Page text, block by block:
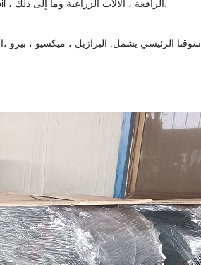
سوقنا الرئيسي يشمل: البرازيل ، ميكسيو ، بيرو ،